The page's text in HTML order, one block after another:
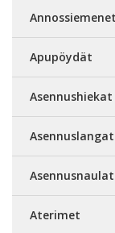
Annossiemenet
Apupöydät
Asennushiekat
Asennuslangat
Asennusnaulat
Aterimet